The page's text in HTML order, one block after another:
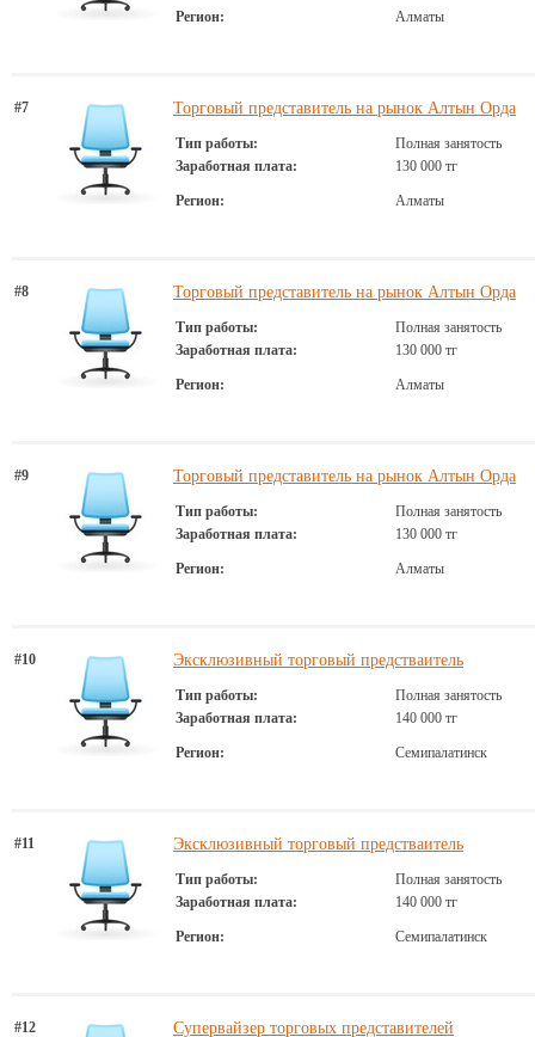
Регион: Алматы
#7 Торговый представитель на рынок Алтын Орда
Тип работы:
Полная занятость
Заработная плата:
130 000 тг
Регион: Алматы
#8 Торговый представитель на рынок Алтын Орда
Тип работы:
Полная занятость
Заработная плата:
130 000 тг
Регион: Алматы
#9 Торговый представитель на рынок Алтын Орда
Тип работы:
Полная занятость
Заработная плата:
130 000 тг
Регион: Алматы
#10 Эксклюзивный торговый предстваитель
Тип работы:
Полная занятость
Заработная плата:
140 000 тг
Регион: Семипалатинск
#11 Эксклюзивный торговый предстваитель
Тип работы:
Полная занятость
Заработная плата:
140 000 тг
Регион: Семипалатинск
#12 Супервайзер торговых представителей